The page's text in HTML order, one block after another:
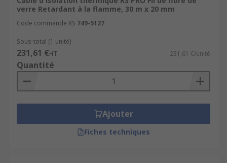
verre Retardant à la flamme, 30 m x 20 mm
Code commande RS 749-5127
Sous-total (1 unité)
231,61 €HT 231,61 €/unité
Quantité
Ajouter
Fiches techniques